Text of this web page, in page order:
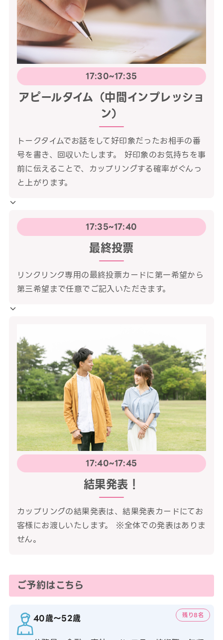
17:30~17:35
アピールタイム（中間インプレッショ
ン）
トークタイムでお話をして好印象だったお相手の番
号を書き、回収いたします。 好印象のお気持ちを事
前に伝えることで、カップリングする確率がぐんっ
と上がります。
17:35~17:40
最終投票
リンクリンク専用の最終投票カードに第一希望から
第三希望まで任意でご記入いただきます。
17:40~17:45
結果発表！
カップリングの結果発表は、結果発表カードにてお
客様にお渡しいたします。 ※全体での発表はありま
せん。
ご予約はこちら
40歳〜52歳
残り8名